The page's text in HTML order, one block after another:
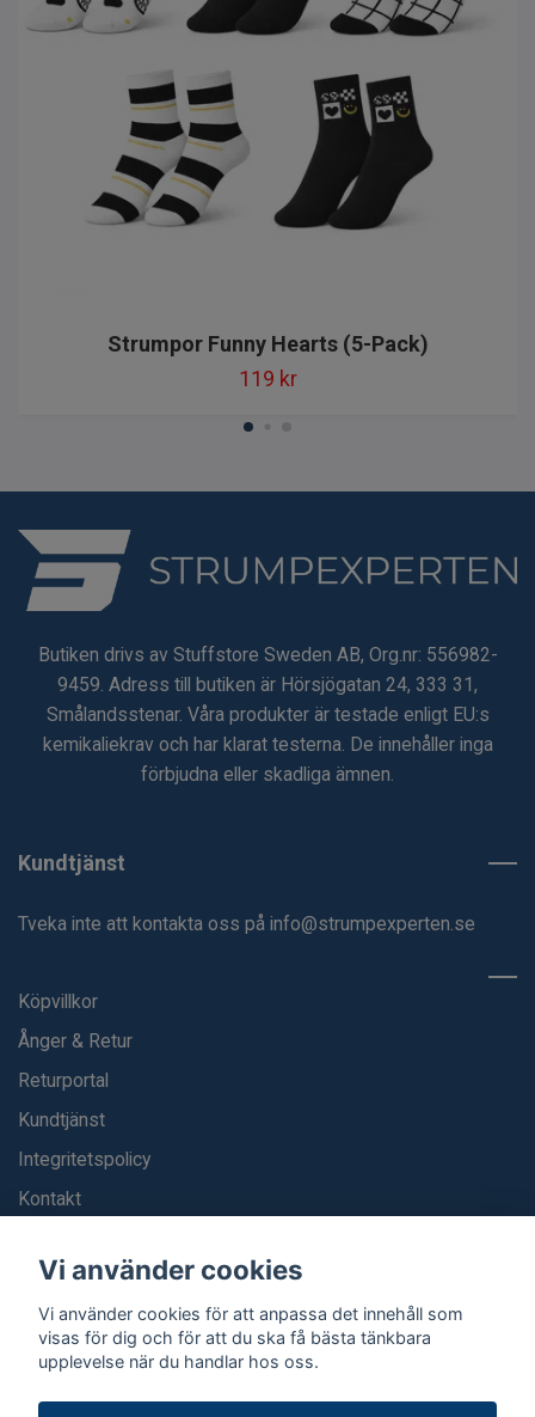
Strumpor Funny Hearts (5-Pack)
119 kr
Butiken drivs av Stuffstore Sweden AB, Org.nr: 556982-
9459. Adress till butiken är Hörsjögatan 24, 333 31,
Smålandsstenar. Våra produkter är testade enligt EU:s
kemikaliekrav och har klarat testerna. De innehåller inga
förbjudna eller skadliga ämnen.
Kundtjänst
Tveka inte att kontakta oss på info@strumpexperten.se
Köpvillkor
Ånger & Retur
Returportal
Kundtjänst
Integritetspolicy
Kontakt
Vi använder cookies
Vi använder cookies för att anpassa det innehåll som
visas för dig och för att du ska få bästa tänkbara
upplevelse när du handlar hos oss.